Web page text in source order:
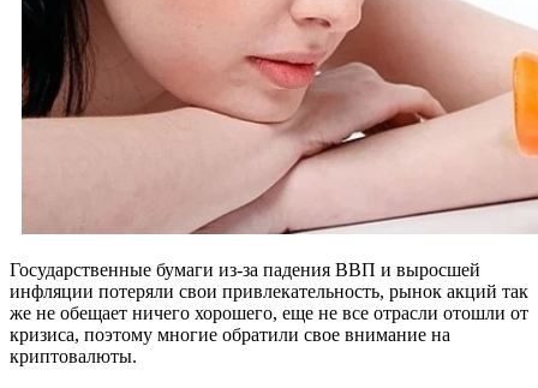
Государственные бумаги из-за падения ВВП и выросшей
инфляции потеряли свои привлекательность, рынок акций так
же не обещает ничего хорошего, еще не все отрасли отошли от
кризиса, поэтому многие обратили свое внимание на
криптовалюты.